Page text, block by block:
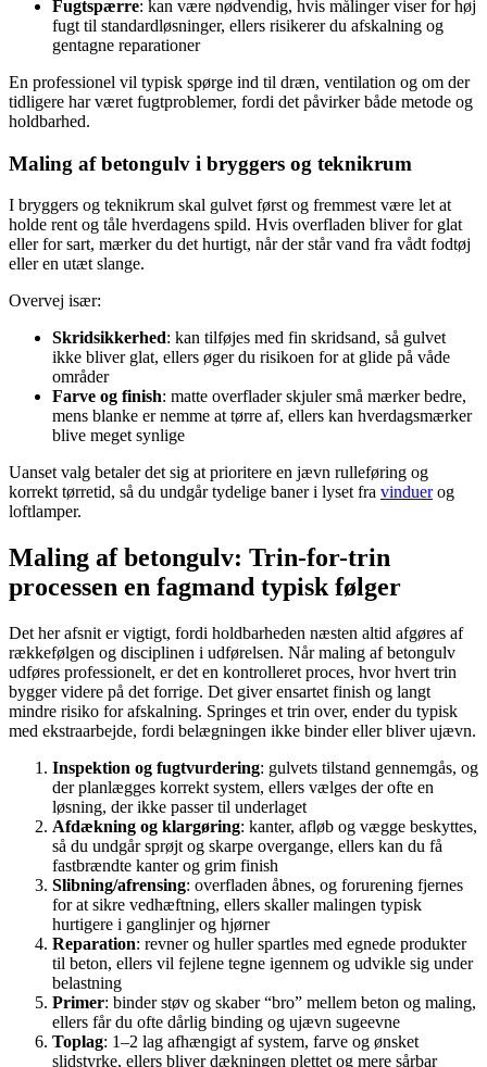
Fugtspærre: kan være nødvendig, hvis målinger viser for høj
fugt til standardløsninger, ellers risikerer du afskalning og
gentagne reparationer
En professionel vil typisk spørge ind til dræn, ventilation og om der
tidligere har været fugtproblemer, fordi det påvirker både metode og
holdbarhed.
Maling af betongulv i bryggers og teknikrum
I bryggers og teknikrum skal gulvet først og fremmest være let at
holde rent og tåle hverdagens spild. Hvis overfladen bliver for glat
eller for sart, mærker du det hurtigt, når der står vand fra vådt fodtøj
eller en utæt slange.
Overvej især:
Skridsikkerhed: kan tilføjes med fin skridsand, så gulvet
ikke bliver glat, ellers øger du risikoen for at glide på våde
områder
Farve og finish: matte overflader skjuler små mærker bedre,
mens blanke er nemme at tørre af, ellers kan hverdagsmærker
blive meget synlige
Uanset valg betaler det sig at prioritere en jævn rulleføring og
korrekt tørretid, så du undgår tydelige baner i lyset fra vinduerog
loftlamper.
Maling af betongulv: Trin-for-trin
processen en fagmand typisk følger
Det her afsnit er vigtigt, fordi holdbarheden næsten altid afgøres af
rækkefølgen og disciplinen i udførelsen. Når maling af betongulv
udføres professionelt, er det en kontrolleret proces, hvor hvert trin
bygger videre på det forrige. Det giver ensartet finish og langt
mindre risiko for afskalning. Springes et trin over, ender du typisk
med ekstraarbejde, fordi belægningen ikke binder eller bliver ujævn.
Inspektion og fugtvurdering: gulvets tilstand gennemgås, og
der planlægges korrekt system, ellers vælges der ofte en
løsning, der ikke passer til underlaget
Afdækning og klargøring: kanter, afløb og vægge beskyttes,
så du undgår sprøjt og skarpe overgange, ellers kan du få
fastbrændte kanter og grim finish
Slibning/afrensing: overfladen åbnes, og forurening fjernes
for at sikre vedhæftning, ellers skaller malingen typisk
hurtigere i ganglinjer og hjørner
Reparation: revner og huller spartles med egnede produkter
til beton, ellers vil fejlene tegne igennem og udvikle sig under
belastning
Primer: binder støv og skaber “bro” mellem beton og maling,
ellers får du ofte dårlig binding og ujævn sugeevne
Toplag: 1–2 lag afhængigt af system, farve og ønsket
slidstyrke, ellers bliver dækningen plettet og mere sårbar